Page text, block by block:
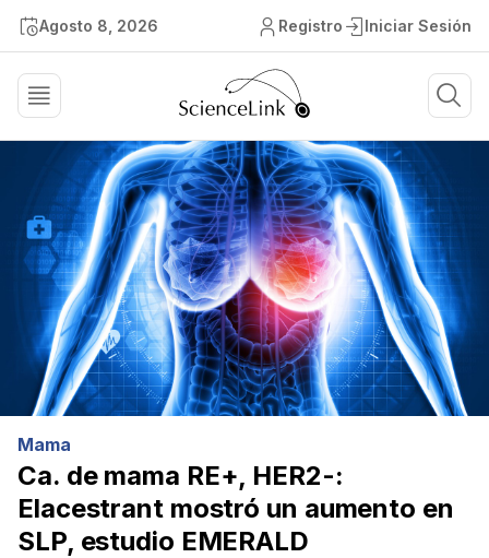
Agosto 8, 2026 Registro Iniciar Sesión
Mama
Ca. de mama RE+, HER2-:
Elacestrant mostró un aumento en
SLP, estudio EMERALD